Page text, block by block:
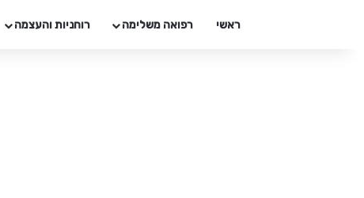
ראשי רפואה משלימה רוחניות והעצמה